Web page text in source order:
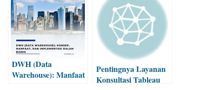
DWH (Data
Warehouse): Manfaat
Pentingnya Layanan
Konsultasi Tableau